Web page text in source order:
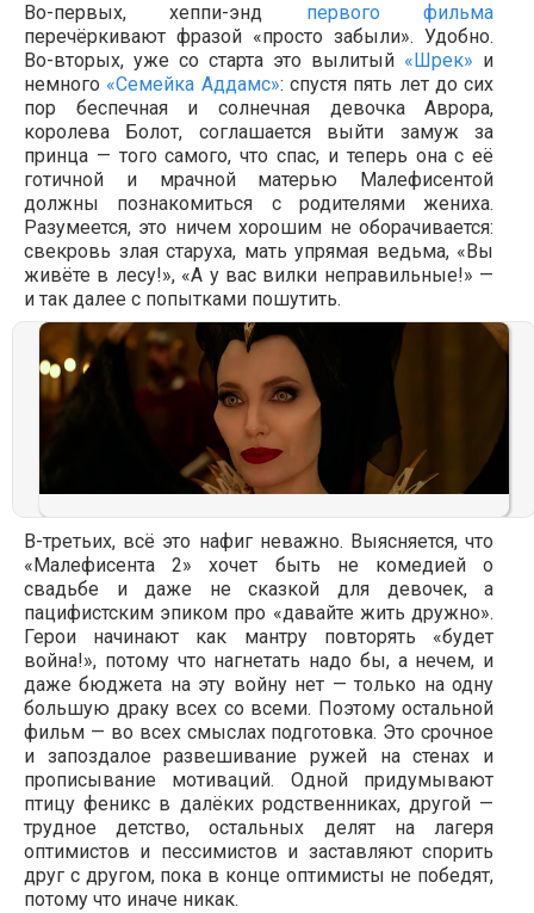
Во-первых, хеппи-энд первого фильма
перечёркивают фразой «просто забыли». Удобно.
Во-вторых, уже со старта это вылитый «Шрек» и
немного «Семейка Аддамс»: спустя пять лет до сих
пор беспечная и солнечная девочка Аврора,
королева Болот, соглашается выйти замуж за
принца — того самого, что спас, и теперь она с её
готичной и мрачной матерью Малефисентой
должны познакомиться с родителями жениха.
Разумеется, это ничем хорошим не оборачивается:
свекровь злая старуха, мать упрямая ведьма, «Вы
живёте в лесу!», «А у вас вилки неправильные!» —
и так далее с попытками пошутить.
В-третьих, всё это нафиг неважно. Выясняется, что
«Малефисента 2» хочет быть не комедией о
свадьбе и даже не сказкой для девочек, а
пацифистским эпиком про «давайте жить дружно».
Герои начинают как мантру повторять «будет
война!», потому что нагнетать надо бы, а нечем, и
даже бюджета на эту войну нет — только на одну
большую драку всех со всеми. Поэтому остальной
фильм — во всех смыслах подготовка. Это срочное
и запоздалое развешивание ружей на стенах и
прописывание мотиваций. Одной придумывают
птицу феникс в далёких родственниках, другой —
трудное детство, остальных делят на лагеря
оптимистов и пессимистов и заставляют спорить
друг с другом, пока в конце оптимисты не победят,
потому что иначе никак.